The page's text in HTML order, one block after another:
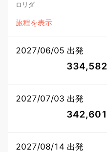
ロリダ
旅程を表示
2027/06/05 出発
334,582
2027/07/03 出発
342,601
2027/08/14 出発